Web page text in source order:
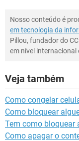
Nosso conteúdo é
em tecnologia da
Pillou, fundador do
em nível internacional
Veja também
Como congelar
Como bloquear
Tem como bloquear
Como apagar o